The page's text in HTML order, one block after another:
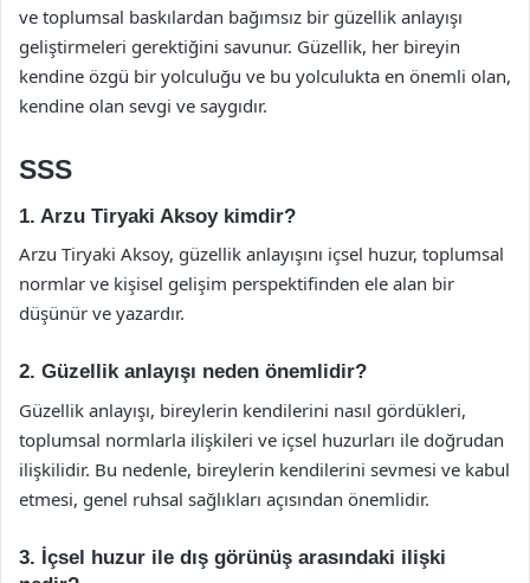
ve toplumsal baskılardan bağımsız bir güzellik anlayışı
geliştirmeleri gerektiğini savunur. Güzellik, her bireyin
kendine özgü bir yolculuğu ve bu yolculukta en önemli olan,
kendine olan sevgi ve saygıdır.
SSS
1. Arzu Tiryaki Aksoy kimdir?
Arzu Tiryaki Aksoy, güzellik anlayışını içsel huzur, toplumsal
normlar ve kişisel gelişim perspektifinden ele alan bir
düşünür ve yazardır.
2. Güzellik anlayışı neden önemlidir?
Güzellik anlayışı, bireylerin kendilerini nasıl gördükleri,
toplumsal normlarla ilişkileri ve içsel huzurları ile doğrudan
ilişkilidir. Bu nedenle, bireylerin kendilerini sevmesi ve kabul
etmesi, genel ruhsal sağlıkları açısından önemlidir.
3. İçsel huzur ile dış görünüş arasındaki ilişki